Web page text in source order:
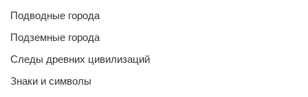
Подводные города
Подземные города
Следы древних цивилизаций
Знаки и символы